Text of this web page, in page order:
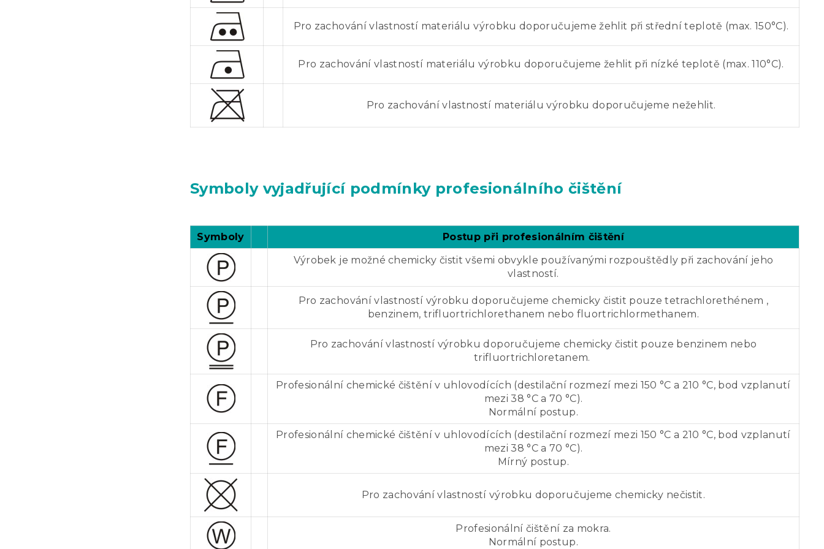
Pro zachování vlastností materiálu výrobku doporučujeme žehlit při střední teplotě (max. 150°C).
Pro zachování vlastností materiálu výrobku doporučujeme žehlit při nízké teplotě (max. 110°C).
Pro zachování vlastností materiálu výrobku doporučujeme nežehlit.
Symboly vyjadřující podmínky profesionálního čištění
Symboly
Postup při profesionálním čištění
Výrobek je možné chemicky čistit všemi obvykle používanými rozpouštědly při zachování jeho
vlastností.
Pro zachování vlastností výrobku doporučujeme chemicky čistit pouze tetrachlorethénem ,
benzinem, trifluortrichlorethanem nebo fluortrichlormethanem.
Pro zachování vlastností výrobku doporučujeme chemicky čistit pouze benzinem nebo
trifluortrichloretanem.
Profesionální chemické čištění v uhlovodících (destilační rozmezí mezi 150 °C a 210 °C, bod vzplanutí
mezi 38 °C a 70 °C).
Normální postup.
Profesionální chemické čištění v uhlovodících (destilační rozmezí mezi 150 °C a 210 °C, bod vzplanutí
mezi 38 °C a 70 °C).
Mírný postup.
Pro zachování vlastností výrobku doporučujeme chemicky nečistit.
Profesionální čištění za mokra.
Normální postup.